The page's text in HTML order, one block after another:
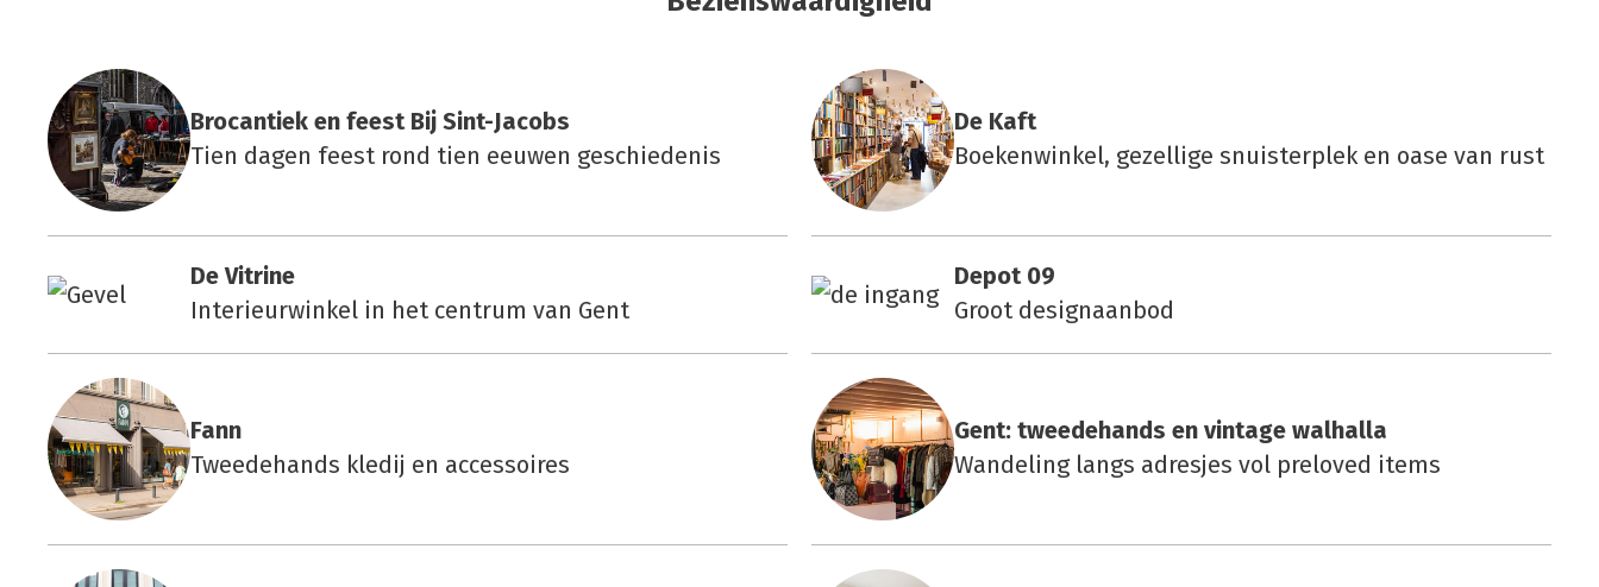
Bro­can­tiek en feest Bij Sint-Jacobs
Tien dagen feest rond tien eeuwen geschiedenis
De Kaft
Boekenwinkel, gezellige snuisterplek en oase van rust
De Vitri­ne
Interieurwinkel in het centrum van Gent
Depot 09
Groot designaanbod
Fann
Tweedehands kledij en accessoires
Gent: twee­de­hands en vin­ta­ge wal­hal­la
Wandeling langs adresjes vol preloved items